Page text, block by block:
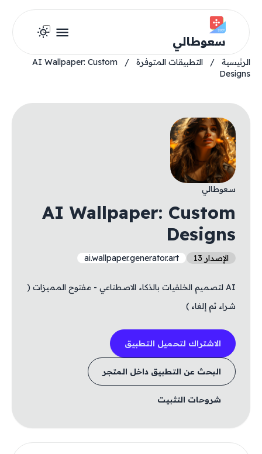
سعوطالي
الرئيسية / التطبيقات المتوفرة /
AI Wallpaper: Custom
Designs
سعوطالي
AI Wallpaper: Custom
Designs
الإصدار 13 ai.wallpaper.generator.art
AI لتصميم الخلفيات بالذكاء الاصطناعي - مفتوح المميزات (
شراء ثم إلغاء )
الاشتراك لتحميل التطبيق
البحث عن التطبيق داخل المتجر
شروحات التثبيت